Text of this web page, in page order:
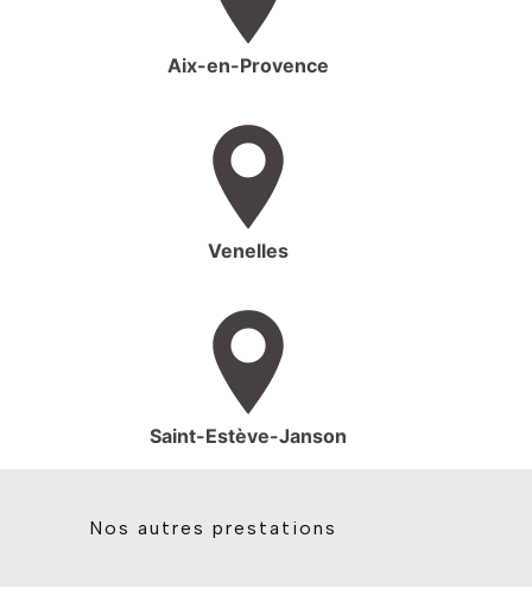
Aix-en-Provence
Venelles
Saint-Estève-Janson
Nos autres prestations